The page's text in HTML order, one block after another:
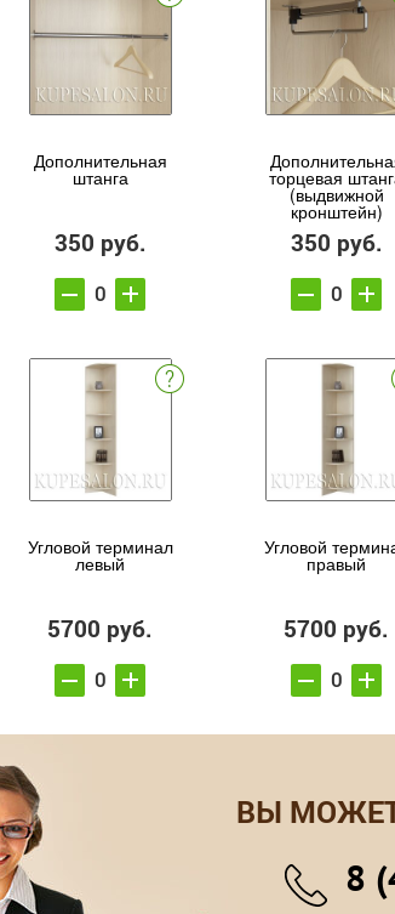
Дополнительная
штанга
350 руб.
торцевая
(выдвижной
кронштейн)
350 руб.
Угловой терминал
левый
5700 руб.
Угловой
правый
5700 руб.
ВЫ
8